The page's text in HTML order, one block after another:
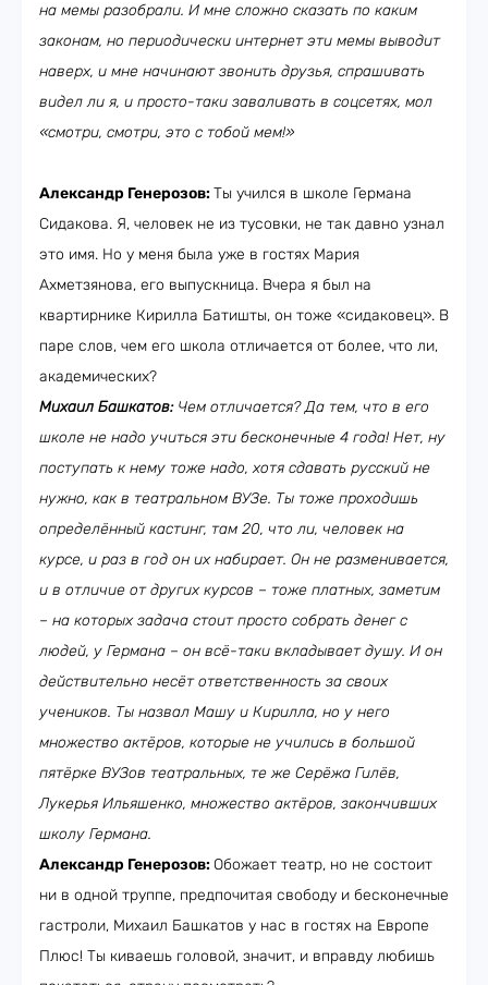
на мемы разобрали. И мне сложно сказать по каким
законам, но периодически интернет эти мемы выводит
наверх, и мне начинают звонить друзья, спрашивать
видел ли я, и просто-таки заваливать в соцсетях, мол
«смотри, смотри, это с тобой мем!»
Александр Генерозов:Ты учился в школе Германа
Сидакова. Я, человек не из тусовки, не так давно узнал
это имя. Но у меня была уже в гостях Мария
Ахметзянова, его выпускница. Вчера я был на
квартирнике Кирилла Батишты, он тоже «сидаковец». В
паре слов, чем его школа отличается от более, что ли,
академических?
Михаил Башкатов: Чем отличается? Да тем, что в его
школе не надо учиться эти бесконечные 4 года! Нет, ну
поступать к нему тоже надо, хотя сдавать русский не
нужно, как в театральном ВУЗе. Ты тоже проходишь
определённый кастинг, там 20, что ли, человек на
курсе, и раз в год он их набирает. Он не разменивается,
и в отличие от других курсов – тоже платных, заметим
– на которых задача стоит просто собрать денег с
людей, у Германа – он всё-таки вкладывает душу. И он
действительно несёт ответственность за своих
учеников. Ты назвал Машу и Кирилла, но у него
множество актёров, которые не учились в большой
пятёрке ВУЗов театральных, те же Серёжа Гилёв,
Лукерья Ильяшенко, множество актёров, закончивших
школу Германа.
Александр Генерозов: Обожает театр, но не состоит
ни в одной труппе, предпочитая свободу и бесконечные
гастроли, Михаил Башкатов у нас в гостях на Европе
Плюс! Ты киваешь головой, значит, и вправду любишь